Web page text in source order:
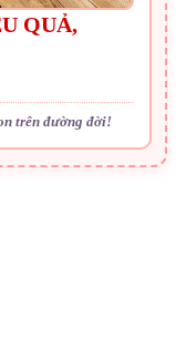
QUẢ,
trên đường đời!